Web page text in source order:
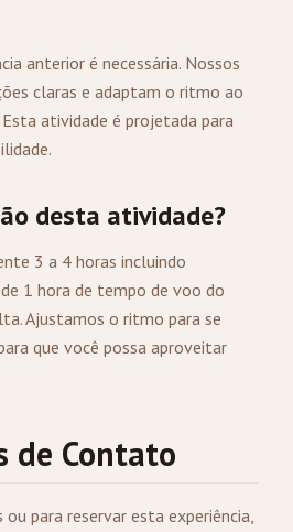
anterior é necessária. Nossos
claras e adaptam o ritmo ao
atividade é projetada para
desta atividade?
3 a 4 horas incluindo
1 hora de tempo de voo do
Ajustamos o ritmo para se
que você possa aproveitar
de Contato
para reservar esta experiência,